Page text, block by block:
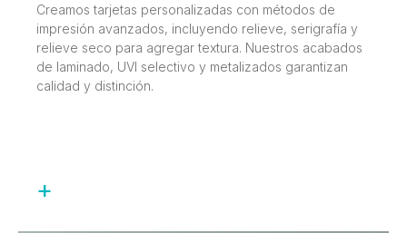
Creamos tarjetas personalizadas con métodos de
impresión avanzados, incluyendo relieve, serigrafía y
relieve seco para agregar textura. Nuestros acabados
de laminado, UVI selectivo y metalizados garantizan
calidad y distinción.
+